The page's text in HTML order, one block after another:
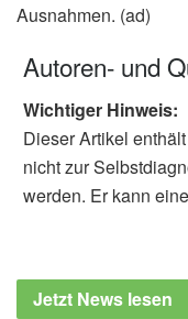
Ausnahmen. (ad)
Autoren- und
Wichtiger Hinweis:
Dieser Artikel
nicht zur
werden. Er kann
Jetzt News lesen